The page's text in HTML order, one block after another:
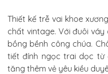
Thiết kế trễ vai khoe
chất vintage. Với đuôi
bồng bềnh công chúa.
tiết đính ngọc trai dọc từ
tăng thêm vẻ yêu kiều